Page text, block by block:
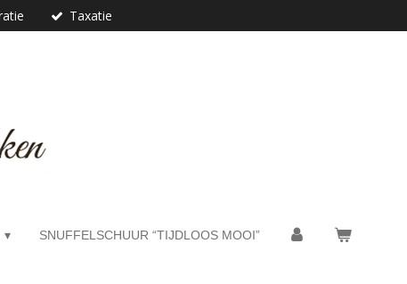
Taxatie
SNUFFELSCHUUR “TIJDLOOS MOOI”